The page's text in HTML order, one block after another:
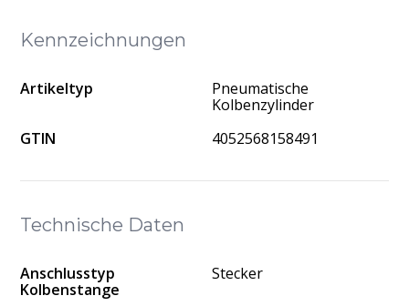
Technische Daten
Anschlusstyp
Kolbenstange
Stecker
Kennzeichnungen
Artikeltyp
Pneumatische
Kolbenzylinder
GTIN
4052568158491